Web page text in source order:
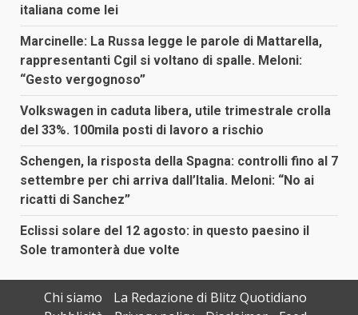
italiana come lei
Marcinelle: La Russa legge le parole di Mattarella,
rappresentanti Cgil si voltano di spalle. Meloni:
“Gesto vergognoso”
Volkswagen in caduta libera, utile trimestrale crolla
del 33%. 100mila posti di lavoro a rischio
Schengen, la risposta della Spagna: controlli fino al 7
settembre per chi arriva dall’Italia. Meloni: “No ai
ricatti di Sanchez”
Eclissi solare del 12 agosto: in questo paesino il
Sole tramonterà due volte
Chi siamo
La Redazione di Blitz Quotidiano